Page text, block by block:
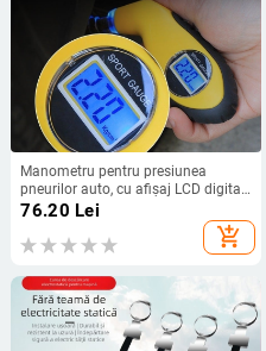
Manometru pentru presiunea
pneurilor auto, cu afișaj LCD digital
și iluminare LED, precizie înaltă
76.20 Lei
add_shopping_cart